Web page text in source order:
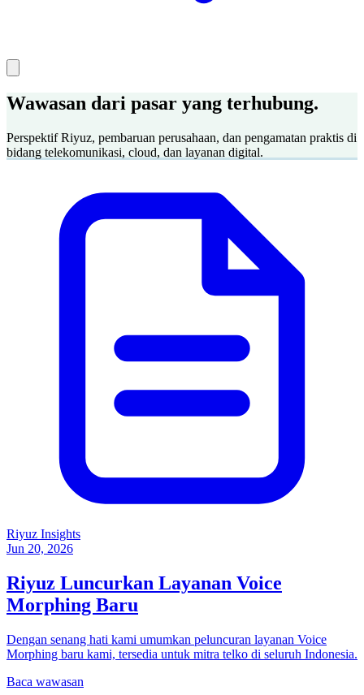
Wawasan dari pasar yang terhubung.
Perspektif Riyuz, pembaruan perusahaan, dan pengamatan praktis di
bidang telekomunikasi, cloud, dan layanan digital.
Riyuz Insights
Jun 20, 2026
Riyuz Luncurkan Layanan Voice
Morphing Baru
Dengan senang hati kami umumkan peluncuran layanan Voice
Morphing baru kami, tersedia untuk mitra telko di seluruh Indonesia.
Baca wawasan